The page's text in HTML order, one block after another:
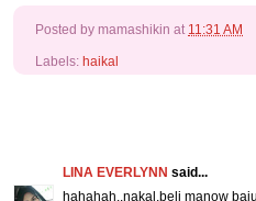
Posted by mamashikin at 11:31 AM
Labels: haikal
LINA EVERLYNN said...
hahahah..nakal.beli manow